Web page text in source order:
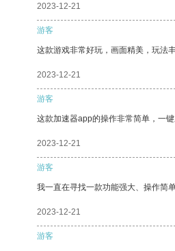
2023-12-21
游客
这款游戏非常好玩，画面精美，玩法丰
2023-12-21
游客
这款加速器app的操作非常简单，一键
2023-12-21
游客
我一直在寻找一款功能强大、操作简
2023-12-21
游客